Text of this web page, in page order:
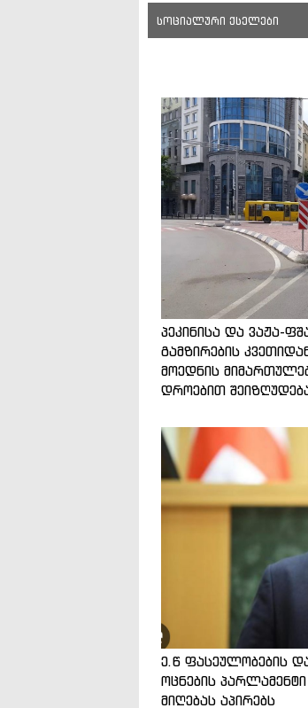
სოციალური ქსელები
პეკინისა და ვაჟა-
გამზირების
მოედნის
დროებით
ე.წ ფასეულობების
ოცნების
მიღებას აპირებს